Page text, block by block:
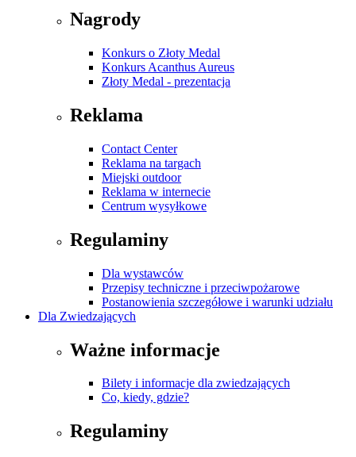
Nagrody
Konkurs o Złoty Medal
Konkurs Acanthus Aureus
Złoty Medal - prezentacja
Reklama
Contact Center
Reklama na targach
Miejski outdoor
Reklama w internecie
Centrum wysyłkowe
Regulaminy
Dla wystawców
Przepisy techniczne i przeciwpożarowe
Postanowienia szczegółowe i warunki udziału
Dla Zwiedzających
Ważne informacje
Bilety i informacje dla zwiedzających
Co, kiedy, gdzie?
Regulaminy